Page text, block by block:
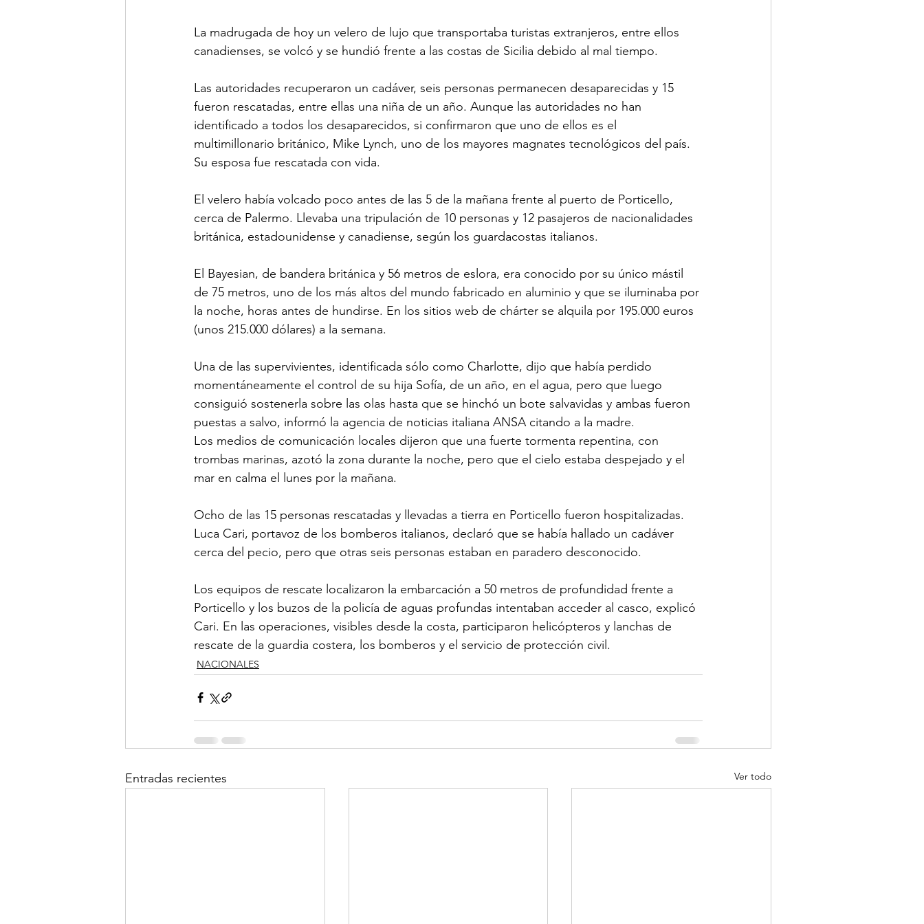
La madrugada de hoy un velero de lujo que transportaba turistas extranjeros, entre ellos
canadienses, se volcó y se hundió frente a las costas de Sicilia debido al mal tiempo.
Las autoridades recuperaron un cadáver, seis personas permanecen desaparecidas y 15
fueron rescatadas, entre ellas una niña de un año. Aunque las autoridades no han
identificado a todos los desaparecidos, si confirmaron que uno de ellos es el
multimillonario británico, Mike Lynch, uno de los mayores magnates tecnológicos del país.
Su esposa fue rescatada con vida.
El velero había volcado poco antes de las 5 de la mañana frente al puerto de Porticello,
cerca de Palermo. Llevaba una tripulación de 10 personas y 12 pasajeros de nacionalidades
británica, estadounidense y canadiense, según los guardacostas italianos.
El Bayesian, de bandera británica y 56 metros de eslora, era conocido por su único mástil
de 75 metros, uno de los más altos del mundo fabricado en aluminio y que se iluminaba por
la noche, horas antes de hundirse. En los sitios web de chárter se alquila por 195.000 euros
(unos 215.000 dólares) a la semana.
Una de las supervivientes, identificada sólo como Charlotte, dijo que había perdido
momentáneamente el control de su hija Sofía, de un año, en el agua, pero que luego
consiguió sostenerla sobre las olas hasta que se hinchó un bote salvavidas y ambas fueron
puestas a salvo, informó la agencia de noticias italiana ANSA citando a la madre.
Los medios de comunicación locales dijeron que una fuerte tormenta repentina, con
trombas marinas, azotó la zona durante la noche, pero que el cielo estaba despejado y el
mar en calma el lunes por la mañana.
Ocho de las 15 personas rescatadas y llevadas a tierra en Porticello fueron hospitalizadas.
Luca Cari, portavoz de los bomberos italianos, declaró que se había hallado un cadáver
cerca del pecio, pero que otras seis personas estaban en paradero desconocido.
Los equipos de rescate localizaron la embarcación a 50 metros de profundidad frente a
Porticello y los buzos de la policía de aguas profundas intentaban acceder al casco, explicó
Cari. En las operaciones, visibles desde la costa, participaron helicópteros y lanchas de
rescate de la guardia costera, los bomberos y el servicio de protección civil.
NACIONALES
Entradas recientes Ver todo